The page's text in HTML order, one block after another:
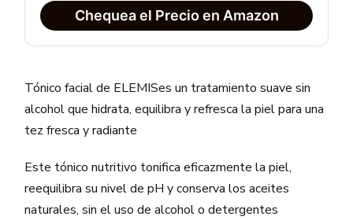
Chequea el Precio en Amazon
Tónico facial de ELEMISes un tratamiento suave sin
alcohol que hidrata, equilibra y refresca la piel para una
tez fresca y radiante
Este tónico nutritivo tonifica eficazmente la piel,
reequilibra su nivel de pH y conserva los aceites
naturales, sin el uso de alcohol o detergentes